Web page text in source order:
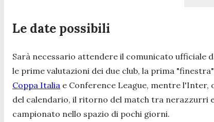
Le date possibili
Sarà necessario attendere il comunicato ufficiale
le prime valutazioni dei due club, la prima
Coppa Italia e Conference League, mentre l'Inter,
del calendario, il ritorno del match tra nerazzurri
campionato nello spazio di pochi giorni.